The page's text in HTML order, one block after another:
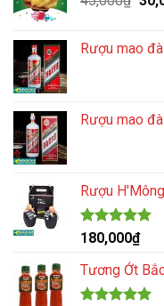
Rượu mao
Rượu mao
Rượu
Được xếp
hạng
5.00
5 sao
180,000₫
Tương Ớt